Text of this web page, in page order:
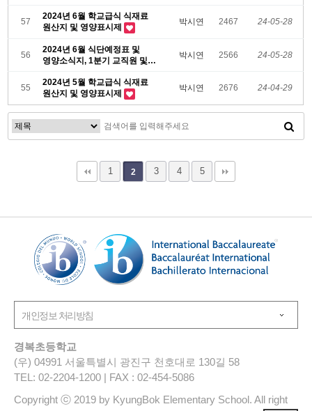
57
2024년 6월 학교급식 식재료
원산지 및 영양표시제
박시연 2467 24-05-28
56
2024년 6월 식단예정표 및
영양소식지, 1분기 교직원 및
박시연 2566 24-05-28
55
2024년 5월 학교급식 식재료
원산지 및 영양표시제
박시연 2676 24-04-29
1 2 3 4 5
경복초등학교
(우) 04991 서울특별시 광진구 천호대로 130길 58
TEL: 02-2204-1200 | FAX : 02-454-5086
Copyright ⓒ 2019 by KyungBok Elementary School. All right